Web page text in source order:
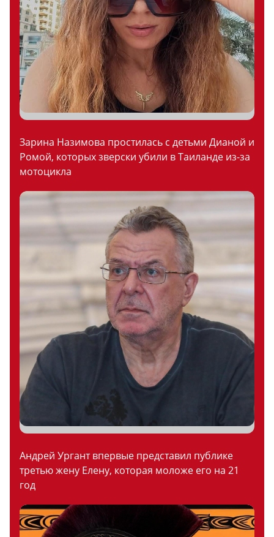
Зарина Назимова простилась с детьми Дианой и
Ромой, которых зверски убили в Таиланде из-за
мотоцикла
Андрей Ургант впервые представил публике
третью жену Елену, которая моложе его на 21
год